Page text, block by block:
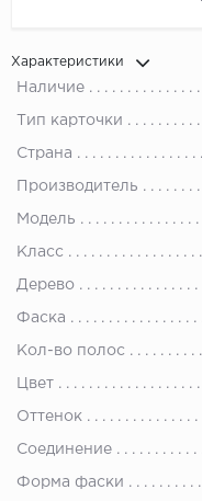
Характеристики
Наличие
Тип карточки
Страна
Производитель
Модель
Класс
Дерево
Фаска
Кол-во полос
Цвет
Оттенок
Соединение
Форма фаски